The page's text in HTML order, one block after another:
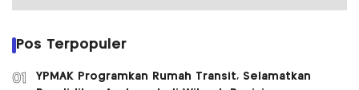
Pos Terpopuler
01
YPMAK Programkan Rumah Transit, Selamatkan